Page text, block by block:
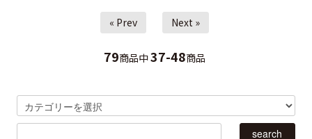
« Prev Next »
79商品中37-48商品